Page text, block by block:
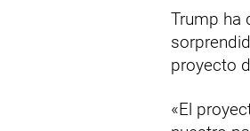
Trump ha
proyecto
«El